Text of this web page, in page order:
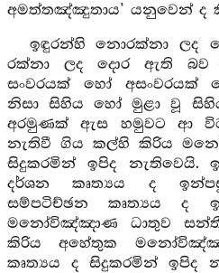
අමත්තඤ්ඤුතාය’ යනුවෙන් ද
ඉඳුරන්හි නොරක්නා ලද
රක්නා ලද දොර ඇති බව
සංවරයක් හෝ අසංවරයක්
නිසා සිහිය හෝ මුළා වූ
අරමුණක් ඇස හමුවට ආ විට
නැතිවී ගිය කල්හි කිරිය
සිදුකරමින් ඉපිද
දර්ශන කෘත්‍යය ද
සම්පටිච්ඡන කෘත්‍යය ද
මනෝවිඤ්ඤාණ ධාතුව
කිරිය අහේතුක
කෘත්‍යය ද සිදුකරමින් ඉපිද